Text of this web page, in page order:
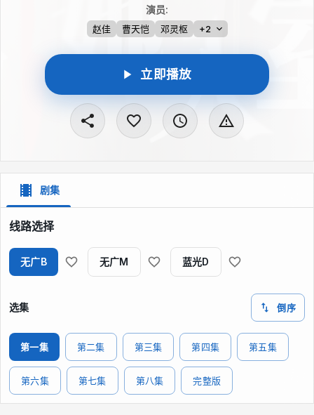
演员:
赵佳 曹天恺 邓灵枢 +2
立即播放
剧集
线路选择
无广B 无广M 蓝光D
选集 倒序
第一集 第二集 第三集 第四集 第五集
第六集 第七集 第八集 完整版